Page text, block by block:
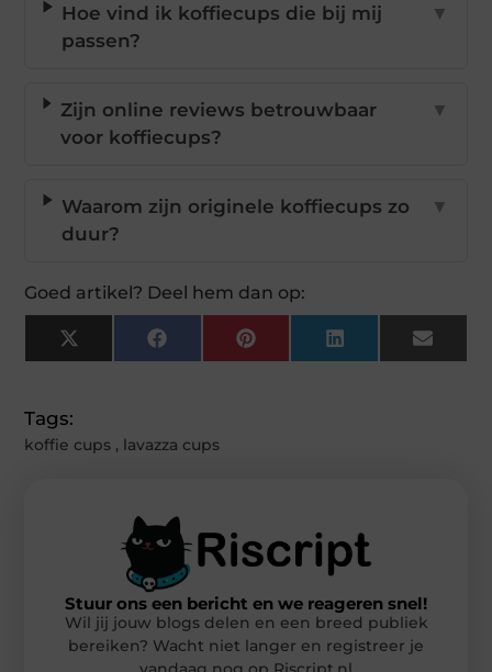
Hoe vind ik koffiecups die bij mij
passen?
▼
Zijn online reviews betrouwbaar
voor koffiecups?
▼
Waarom zijn originele koffiecups zo
duur?
▼
Goed artikel? Deel hem dan op:
X
(Twitter)
FacebookPinterestLinkedInEmail
Tags:
koffie cups , lavazza cups
Stuur ons een bericht en we reageren snel!
Wil jij jouw blogs delen en een breed publiek
bereiken? Wacht niet langer en registreer je